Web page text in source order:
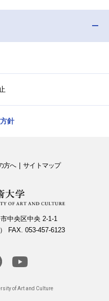
ー
閉
ー
閉
針
方へ サイトマップ
中央区中央 2-1-1
FAX. 053-457-6123
of Art and Culture